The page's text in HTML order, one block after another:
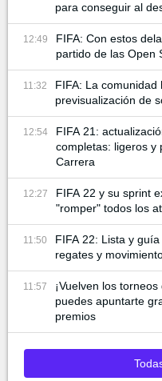
para conseguir al
12:49
FIFA: Con estos
partido de las Open
11:32
FIFA: La
previsualización de
12:54
FIFA 21:
completas: ligeros y
Carrera
12:27
FIFA 22 y su sprint
"romper" todos los
11:50
FIFA 22: Lista y
regates y
11:57
¡Vuelven los
puedes apuntarte
premios